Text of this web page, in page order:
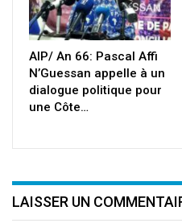
AIP/ An 66: Pascal Affi
N’Guessan appelle à un
dialogue politique pour
une Côte…
LAISSER UN